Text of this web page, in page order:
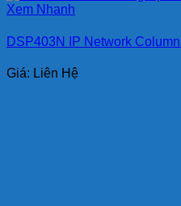
Xem Nhanh
DSP403N IP Network
Giá: Liên Hệ